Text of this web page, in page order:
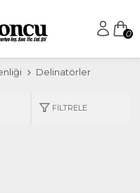
0
Delinatörler
FILTRELE